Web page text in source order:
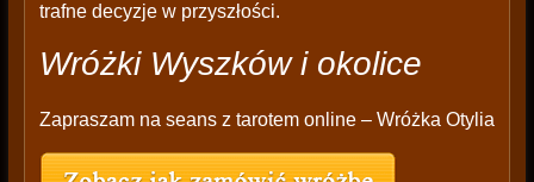
trafne decyzje w przyszłości.
Wróżki Wyszków i okolice
Zapraszam na seans z tarotem online – Wróżka Otylia